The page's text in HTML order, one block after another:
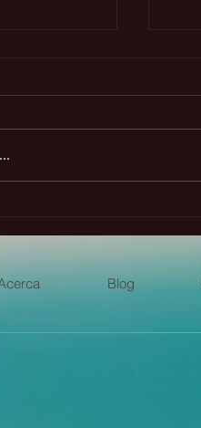
Blog